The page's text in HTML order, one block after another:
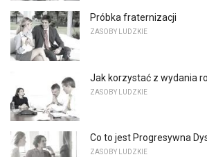
Próbka fraternizacji
ZASOBY LUDZKIE
Jak korzystać z wydania
ZASOBY LUDZKIE
Co to jest Progresywna
ZASOBY LUDZKIE